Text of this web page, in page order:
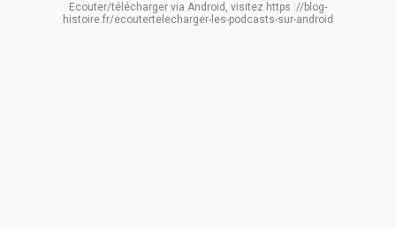
Ecouter/télécharger via Android, visitez https ://blog-
histoire.fr/ecoutertelecharger-les-podcasts-sur-android